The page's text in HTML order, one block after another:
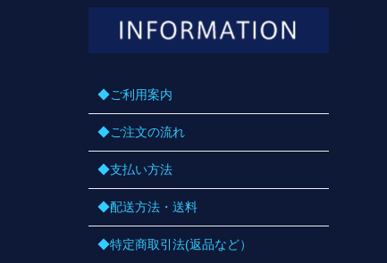
◆ご利用案内
◆ご注文の流れ
◆支払い方法
◆配送方法・送料
◆特定商取引法(返品など）